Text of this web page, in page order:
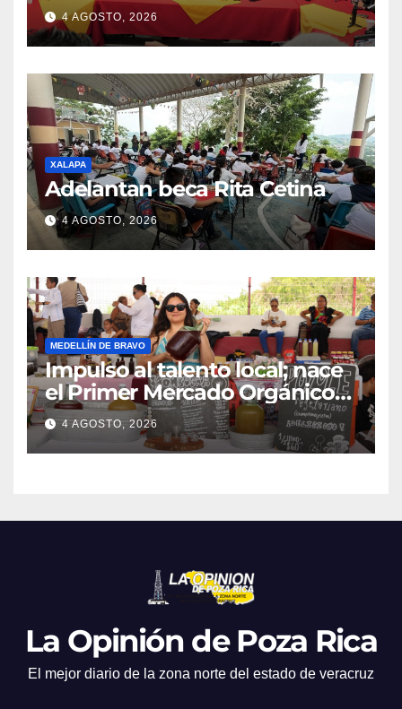
4 AGOSTO, 2026
XALAPA
Adelantan beca Rita Cetina
4 AGOSTO, 2026
MEDELLÍN DE BRAVO
Impulso al talento local; nace
el Primer Mercado Orgánico
en Medellín
4 AGOSTO, 2026
La Opinión de Poza Rica
El mejor diario de la zona norte del estado de veracruz